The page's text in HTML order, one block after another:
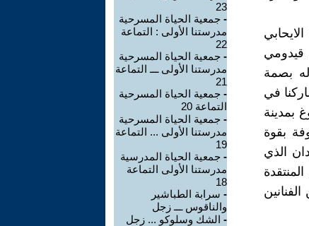
قيدومي
بصمة
في
بمدينة
بقوة
الذي
بأزجاله المنتقدة
23
- جمعية الحياة المسرحية
مدرستنا الأولى : التماعة
22
- جمعية الحياة المسرحية
مدرستنا الأولى ـــ التماعة
21
- جمعية الحياة المسرحية
التماعة 20
- جمعية الحياة المسرحية
مدرستنا الأولى ... التماعة
19
- جمعية الحياة المدرسية
مدرستنا الأولى التماعة
18
- سرابة الطباشير
والناقوس ـــ زجل
- الشك وسلوكو ... زجل